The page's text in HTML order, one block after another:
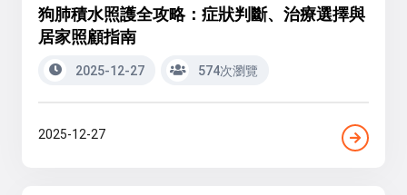
狗肺積水照護全攻略：症狀判斷、治療選擇與
居家照顧指南
2025-12-27 574次瀏覽
2025-12-27